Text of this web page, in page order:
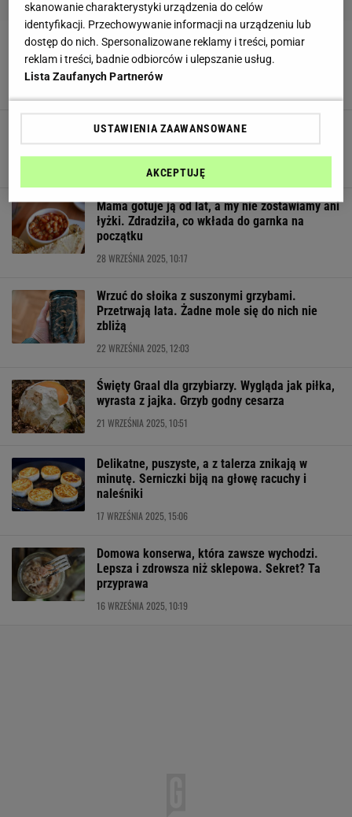
Tylko Ślązacy dodają ten składnik do
mielonych. Spróbuj, a nie wrócisz do starego
przepisu
Zrób je raz, a przestaniesz lepić ruskie. Te
pierogi są nieziemskie
Mama gotuje ją od lat, a my nie zostawiamy ani
łyżki. Zdradziła, co wkłada do garnka na
początku
28 WRZEŚNIA 2025, 10:17
Wrzuć do słoika z suszonymi grzybami.
Przetrwają lata. Żadne mole się do nich nie
zbliżą
22 WRZEŚNIA 2025, 12:03
Święty Graal dla grzybiarzy. Wygląda jak piłka,
wyrasta z jajka. Grzyb godny cesarza
21 WRZEŚNIA 2025, 10:51
Delikatne, puszyste, a z talerza znikają w
minutę. Serniczki biją na głowę racuchy i
naleśniki
17 WRZEŚNIA 2025, 15:06
Domowa konserwa, która zawsze wychodzi.
Lepsza i zdrowsza niż sklepowa. Sekret? Ta
przyprawa
16 WRZEŚNIA 2025, 10:19
skanowanie charakterystyki urządzenia do celów
identyfikacji. Przechowywanie informacji na urządzeniu lub
dostęp do nich. Spersonalizowane reklamy i treści, pomiar
reklam i treści, badnie odbiorców i ulepszanie usług.
Lista Zaufanych Partnerów
USTAWIENIA ZAAWANSOWANE
AKCEPTUJĘ